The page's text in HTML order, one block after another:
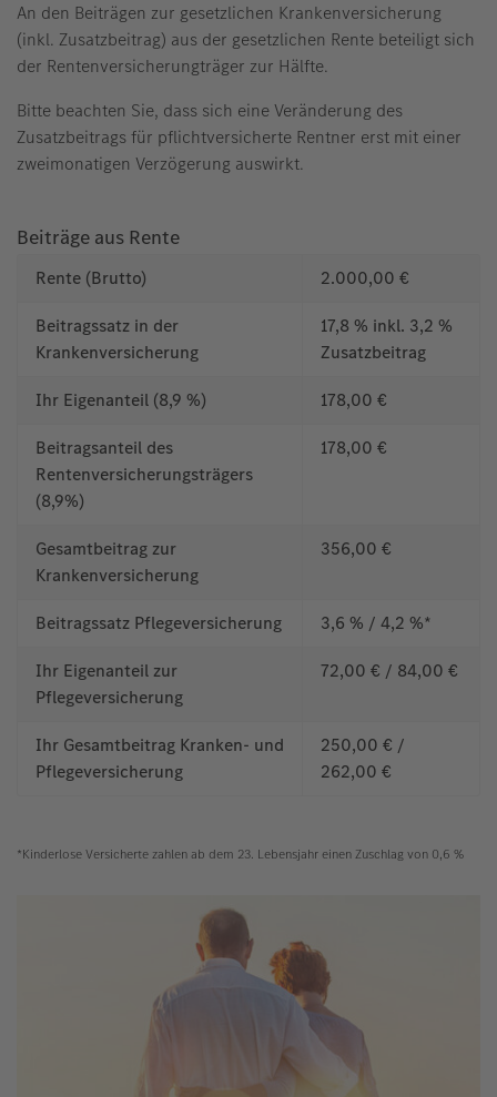
An den Beiträgen zur gesetzlichen Krankenversicherung
(inkl. Zusatzbeitrag) aus der gesetzlichen Rente beteiligt sich
der Rentenversicherungträger zur Hälfte.
Bitte beachten Sie, dass sich eine Veränderung des
Zusatzbeitrags für pflichtversicherte Rentner erst mit einer
zweimonatigen Verzögerung auswirkt.
Beiträge aus Rente
Rente (Brutto) 2.000,00 €
Beitragssatz in der
Krankenversicherung
17,8 % inkl. 3,2 %
Zusatzbeitrag
Ihr Eigenanteil (8,9 %) 178,00 €
Beitragsanteil des
Rentenversicherungsträgers
(8,9%)
178,00 €
Gesamtbeitrag zur
Krankenversicherung
356,00 €
Beitragssatz Pflegeversicherung 3,6 % / 4,2 %*
Ihr Eigenanteil zur
Pflegeversicherung
72,00 € / 84,00 €
Ihr Gesamtbeitrag Kranken- und
Pflegeversicherung
250,00 € /
262,00 €
*Kinderlose Versicherte zahlen ab dem 23. Lebensjahr einen Zuschlag von 0,6 %